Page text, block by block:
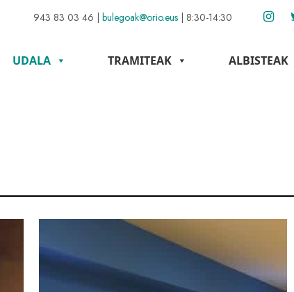
943 83 03 46 | bulegoak@orio.eus | 8:30-14:30
UDALA TRAMITEAK ALBISTEAK